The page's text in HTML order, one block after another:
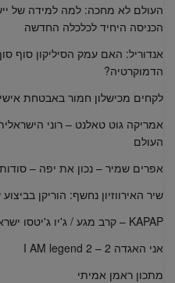
הכניסה היחיד לכלכלה החדשה
אנדוריל: האם עמק הסיליקון
הדמוקרטיה?
לקחים מכישלון חמור באבטחת
העולם
אפרים שמיר – נכון את יפה –
שיר האירווזיון נחשף: הוריקן
KAPAP – קרב מגע / ג'יו ג'יטסו ישראלי
אני האגדה 2 – I AM legend 2
מתכון ראמן אמיתי